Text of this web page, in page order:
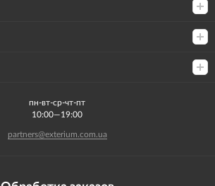
пн-вт-ср-чт-пт
10:00—19:00
partners@exterium.com.ua